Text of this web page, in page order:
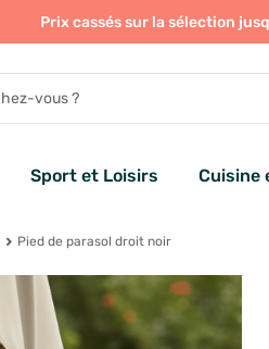
Prix cassés sur la sélection
Sport et Loisirs Cuisine
Pied de parasol droit noir